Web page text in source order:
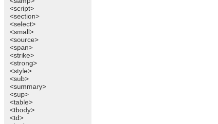
<script>
<section>
<select>
<small>
<source>
<span>
<strike>
<strong>
<style>
<sub>
<summary>
<sup>
<table>
<tbody>
<td>